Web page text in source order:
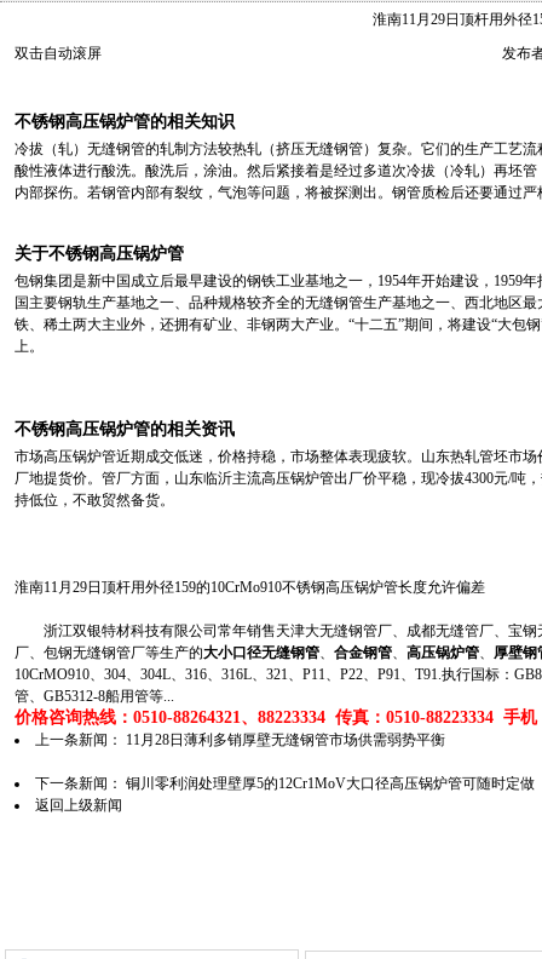
淮南11月29日顶杆用外径
双击自动滚屏
发布
不锈钢高压锅炉管的相关知识
冷拔（轧）无缝钢管的轧制方法较热轧（挤压无缝钢管）复杂。它们的生产工艺
酸性液体进行酸洗。酸洗后，涂油。然后紧接着是经过多道次冷拔（冷轧）再坯
内部探伤。若钢管内部有裂纹，气泡等问题，将被探测出。钢管质检后还要通过
关于不锈钢高压锅炉管
包钢集团是新中国成立后最早建设的钢铁工业基地之一，1954年开始建设，1959
国主要钢轨生产基地之一、品种规格较齐全的无缝钢管生产基地之一、西北地区
铁、稀土两大主业外，还拥有矿业、非钢两大产业。“十二五”期间，将建设“大
上。
不锈钢高压锅炉管的相关资讯
市场高压锅炉管近期成交低迷，价格持稳，市场整体表现疲软。山东热轧管坯市
厂地提货价。管厂方面，山东临沂主流高压锅炉管出厂价平稳，现冷拔4300元/吨
持低位，不敢贸然备货。
淮南11月29日顶杆用外径159的10CrMo910不锈钢高压锅炉管长度允许偏差
浙江双银特材科技有限公司常年销售天津大无缝钢管厂、成都无缝管厂、宝钢
厂、包钢无缝钢管厂等生产的大小口径无缝钢管、 合金钢管、 高压锅炉管、
厚壁钢
10CrMO910、304、304L、316、316L、321、P11、P22、P91、T91.执行国标：
管、GB5312-8船用管等...
价格咨询热线：0510-88264321、88223334 传真：0510-88223334 手机
上一条新闻： 11月28日薄利多销厚壁无缝钢管市场供需弱势平衡
下一条新闻： 铜川零利润处理壁厚5的12Cr1MoV大口径高压锅炉管可随时定做
返回上级新闻